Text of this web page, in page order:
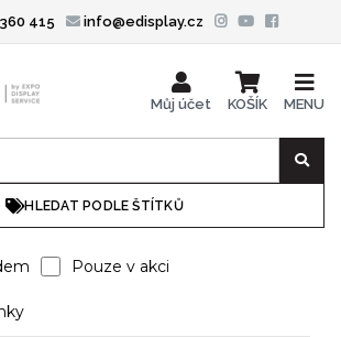
415 info@edisplay.cz
HLEDAT PODLE ŠTÍTKŮ
Můj účet KOŠÍK MENU
Pouze v akci